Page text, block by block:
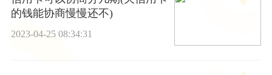
的钱能协商慢慢还不)
2023-04-25 08:34:31